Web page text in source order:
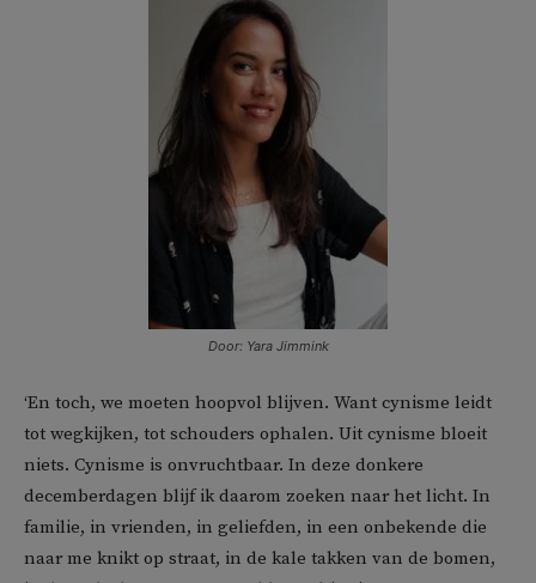
Door: Yara Jimmink
‘En toch, we moeten hoopvol blijven. Want cynisme leidt
tot wegkijken, tot schouders ophalen. Uit cynisme bloeit
niets. Cynisme is onvruchtbaar. In deze donkere
decemberdagen blijf ik daarom zoeken naar het licht. In
familie, in vrienden, in geliefden, in een onbekende die
naar me knikt op straat, in de kale takken van de bomen,